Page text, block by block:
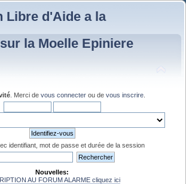
Libre d'Aide a la
la Moelle Epiniere
. Merci de vous connecter ou de vous inscrire
identifiant, mot de passe et durée de la session
Nouvelles:
AU FORUM ALARME cliquez ici